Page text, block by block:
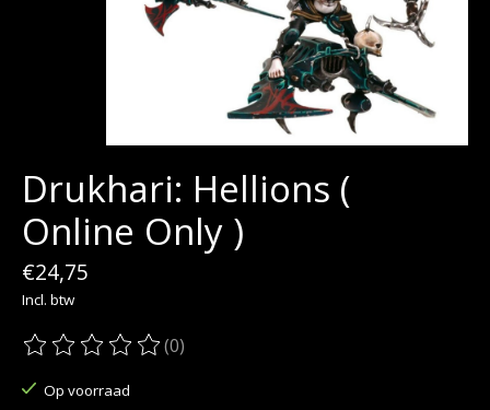
Drukhari: Hellions (
Online Only )
€24,75
Incl. btw
De beoordeling van dit product is
(0)
Op voorraad